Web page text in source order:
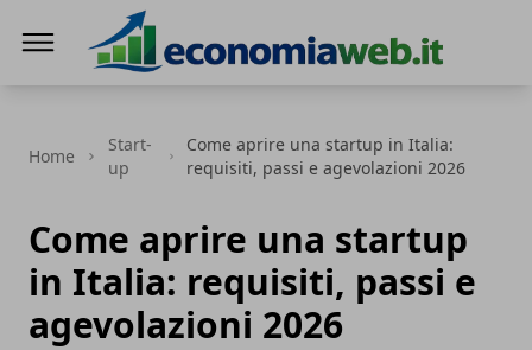
Home
Start-
up
Come aprire una startup in Italia:
requisiti, passi e agevolazioni 2026
Come aprire una startup
in Italia: requisiti, passi e
agevolazioni 2026